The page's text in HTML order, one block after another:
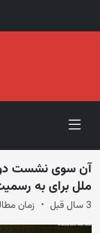
آن سوی نشست
ملل برای به
3 سال قبل زمان مطالعه